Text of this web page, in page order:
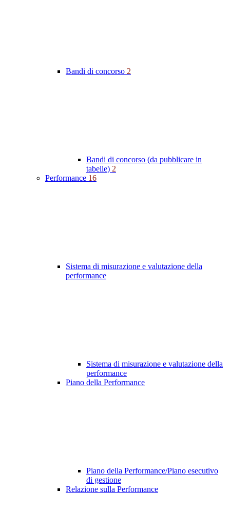
Bandi di concorso 2
Bandi di concorso (da pubblicare in
tabelle) 2
Performance 16
Sistema di misurazione e valutazione della
performance
Sistema di misurazione e valutazione della
performance
Piano della Performance
Piano della Performance/Piano esecutivo
di gestione
Relazione sulla Performance